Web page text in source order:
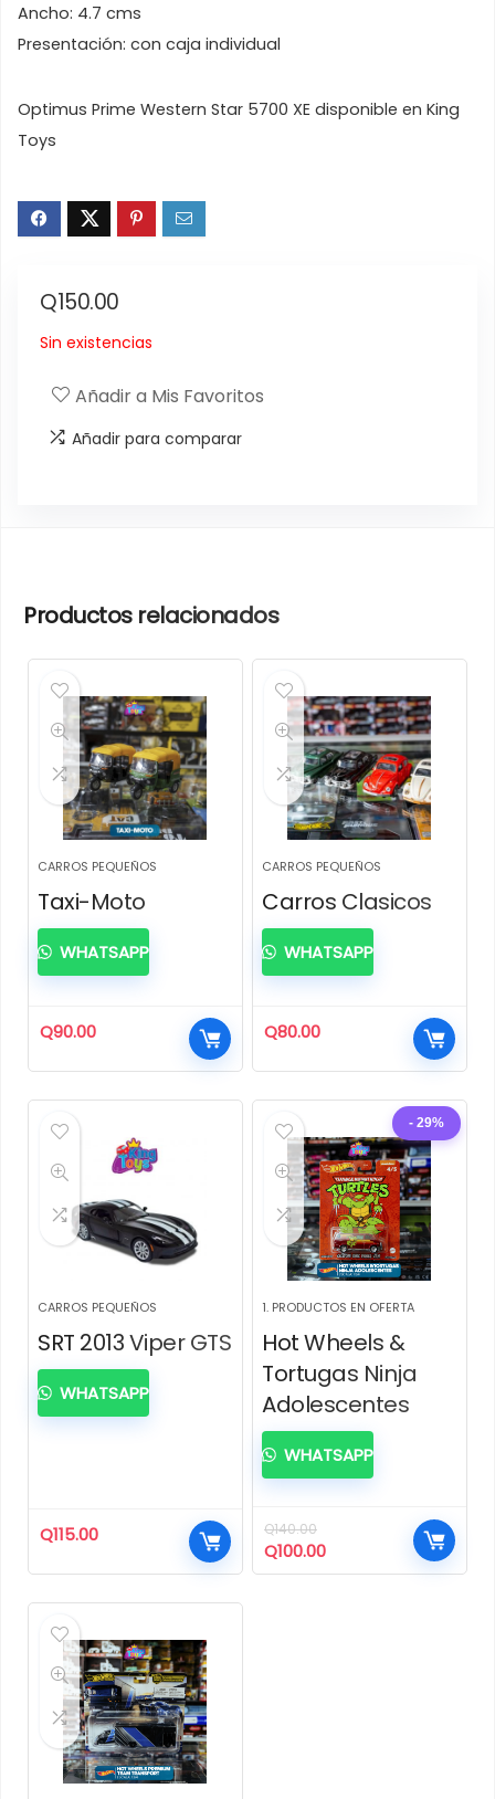
Ancho: 4.7 cms
Presentación: con caja individual
Optimus Prime Western Star 5700 XE disponible en King
Toys
Q150.00
Sin existencias
Añadir a Mis Favoritos
Añadir para comparar
Productos relacionados
CARROS PEQUEÑOS
Taxi-Moto
Q90.00
WHATSAPP
CARROS PEQUEÑOS
Carros Clasicos
Q80.00
WHATSAPP
CARROS PEQUEÑOS
SRT 2013 Viper GTS
Q115.00
WHATSAPP
- 29%
1. PRODUCTOS EN OFERTA
Hot Wheels &
Tortugas Ninja
Adolescentes
Q140.00
El
precio
Q100.00El
precio
WHATSAPP